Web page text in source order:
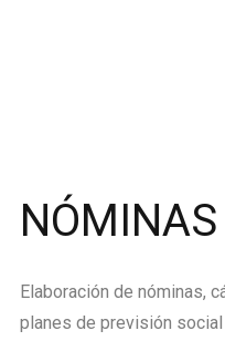
Elaboración de nóminas,
planes de previsión